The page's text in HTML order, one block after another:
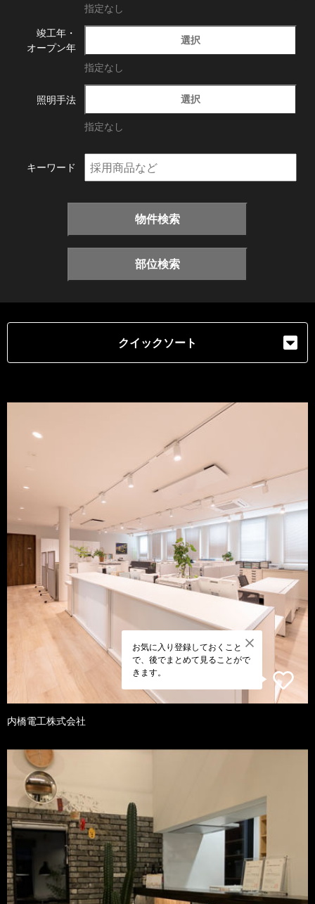
指定なし
竣工年・
オープン年
選択
指定なし
照明手法 選択
指定なし
キーワード
物件検索
部位検索
クイックソート
お気に入り登録しておくこと
で、後でまとめて見ることがで
きます。
内橋電工株式会社